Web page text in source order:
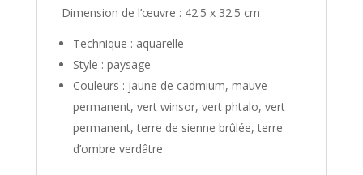
Dimension de l’œuvre : 42.5 x 32.5 cm
Technique : aquarelle
Style : paysage
Couleurs : jaune de cadmium, mauve
permanent, vert winsor, vert phtalo, vert
permanent, terre de sienne brûlée, terre
d’ombre verdâtre